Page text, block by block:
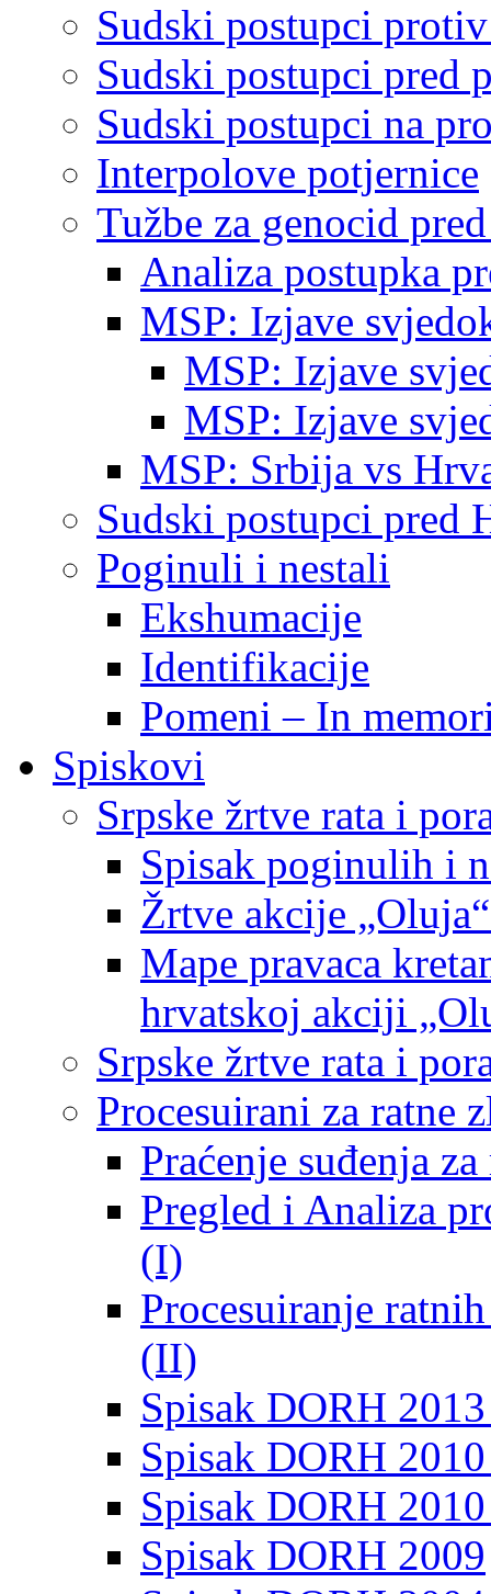
Sudski postupci
Sudski postupci pred
Sudski postupci na
Interpolove potjernice
Tužbe za genocid
Analiza postupka
MSP: Izjave
MSP: Izjave
MSP: Izjave
MSP: Srbija vs
Sudski postupci pred
Poginuli i nestali
Ekshumacije
Identifikacije
Pomeni – In
Spiskovi
Srpske žrtve rata i
Spisak poginulih i
Žrtve akcije
Mape pravaca
hrvatskoj akciji
Srpske žrtve rata i
Procesuirani za ratne
Praćenje suđenja
Pregled i Analiza
(I)
Procesuiranje
(II)
Spisak DORH
Spisak DORH
Spisak DORH
Spisak DORH 2009